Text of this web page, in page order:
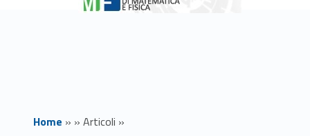
Home » » Articoli »